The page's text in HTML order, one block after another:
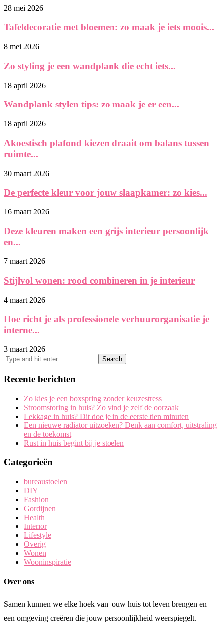
28 mei 2026
Tafeldecoratie met bloemen: zo maak je iets moois...
8 mei 2026
Zo styling je een wandplank die echt iets...
18 april 2026
Wandplank stylen tips: zo maak je er een...
18 april 2026
Akoestisch plafond kiezen draait om balans tussen
ruimte...
30 maart 2026
De perfecte kleur voor jouw slaapkamer: zo kies...
16 maart 2026
Deze kleuren maken een grijs interieur persoonlijk
en...
7 maart 2026
Stijlvol wonen: rood combineren in je interieur
4 maart 2026
Hoe richt je als professionele verhuurorganisatie je
interne...
3 maart 2026
Recente berichten
Zo kies je een boxspring zonder keuzestress
Stroomstoring in huis? Zo vind je zelf de oorzaak
Lekkage in huis? Dit doe je in de eerste tien minuten
Een nieuwe radiator uitzoeken? Denk aan comfort, uitstraling
en de toekomst
Rust in huis begint bij je stoelen
Categorieën
bureaustoelen
DIY
Fashion
Gordijnen
Health
Interior
Lifestyle
Overig
Wonen
Wooninspiratie
Over ons
Samen kunnen we elke hoek van jouw huis tot leven brengen en
een omgeving creëren die jouw persoonlijkheid weerspiegelt.